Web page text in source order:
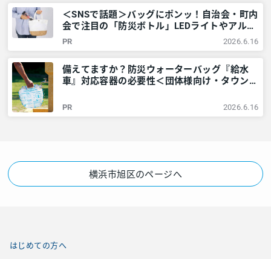
＜SNSで話題＞バッグにポンッ！自治会・町内
会で注目の「防災ボトル」LEDライトやアルミ
シートなど6点が1本に – 神奈川・東京多摩の
ご近所情報 – レアリア
PR 2026.6.16
備えてますか？防災ウォーターバッグ『給水
車』対応容器の必要性＜団体様向け・タウンニ
多摩のご近所情報 – レアリア
PR 2026.6.16
横浜市旭区のページへ
はじめての方へ